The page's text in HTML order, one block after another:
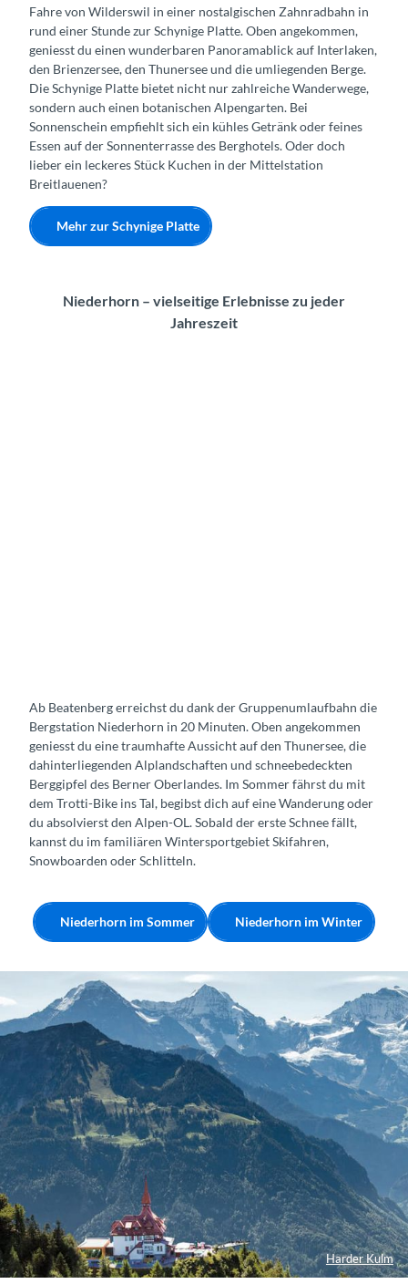
Fahre von Wilderswil in einer nostalgischen Zahnradbahn in
rund einer Stunde zur Schynige Platte. Oben angekommen,
geniesst du einen wunderbaren Panoramablick auf Interlaken,
den Brienzersee, den Thunersee und die umliegenden Berge.
Die Schynige Platte bietet nicht nur zahlreiche Wanderwege,
sondern auch einen botanischen Alpengarten. Bei
Sonnenschein empfiehlt sich ein kühles Getränk oder feines
Essen auf der Sonnenterrasse des Berghotels. Oder doch
lieber ein leckeres Stück Kuchen in der Mittelstation
Breitlauenen?
Mehr zur Schynige Platte
Niederhorn – vielseitige Erlebnisse zu jeder
Jahreszeit
Ab Beatenberg erreichst du dank der Gruppenumlaufbahn die
Bergstation Niederhorn in 20 Minuten. Oben angekommen
geniesst du eine traumhafte Aussicht auf den Thunersee, die
dahinterliegenden Alplandschaften und schneebedeckten
Berggipfel des Berner Oberlandes. Im Sommer fährst du mit
dem Trotti-Bike ins Tal, begibst dich auf eine Wanderung oder
du absolvierst den Alpen-OL. Sobald der erste Schnee fällt,
kannst du im familiären Wintersportgebiet Skifahren,
Snowboarden oder Schlitteln.
Niederhorn im Sommer Niederhorn im Winter
Harder Kulm